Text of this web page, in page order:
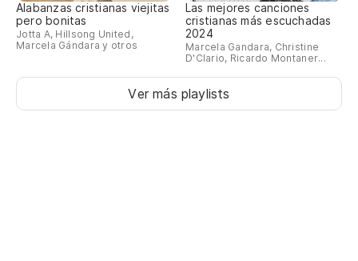
Alabanzas cristianas viejitas
pero bonitas
Jotta A, Hillsong United,
Marcela Gándara y otros
Las mejores canciones
cristianas más escuchadas
2024
Marcela Gandara, Christine
D'Clario, Ricardo Montaner...
Ver más playlists